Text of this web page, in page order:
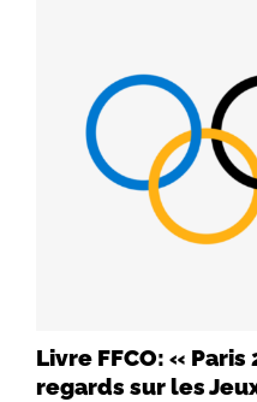
Livre FFCO: « Paris
regards sur les